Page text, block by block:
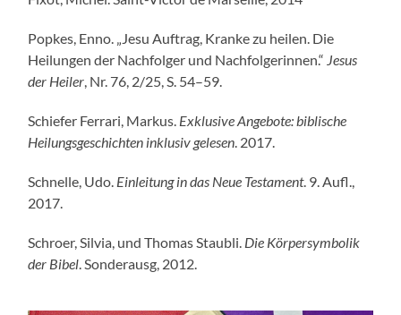
Popkes, Enno. „Jesu Auftrag, Kranke zu heilen. Die
Heilungen der Nachfolger und Nachfolgerinnen.“ Jesus
der Heiler, Nr. 76, 2/25, S. 54–59.
Schiefer Ferrari, Markus. Exklusive Angebote: biblische
Heilungsgeschichten inklusiv gelesen. 2017.
Schnelle, Udo. Einleitung in das Neue Testament. 9. Aufl.,
2017.
Schroer, Silvia, und Thomas Staubli. Die Körpersymbolik
der Bibel. Sonderausg, 2012.